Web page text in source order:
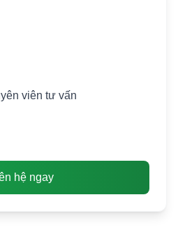
viên tư vấn
hệ ngay